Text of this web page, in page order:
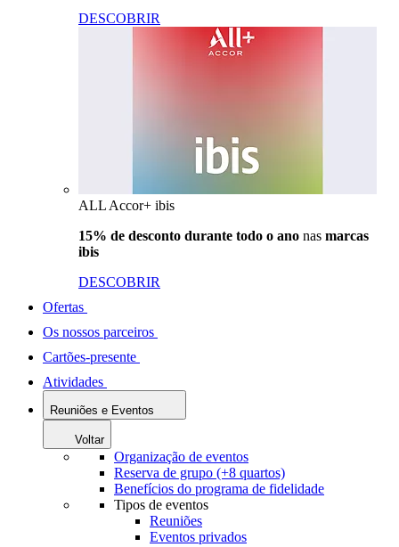
DESCOBRIR
ALL Accor+ ibis
15% de desconto durante todo o ano nas marcas
ibis
DESCOBRIR
Ofertas
Os nossos parceiros
Cartões-presente
Atividades
Reuniões e Eventos
Voltar
Organização de eventos
Reserva de grupo (+8 quartos)
Benefícios do programa de fidelidade
Tipos de eventos
Reuniões
Eventos privados